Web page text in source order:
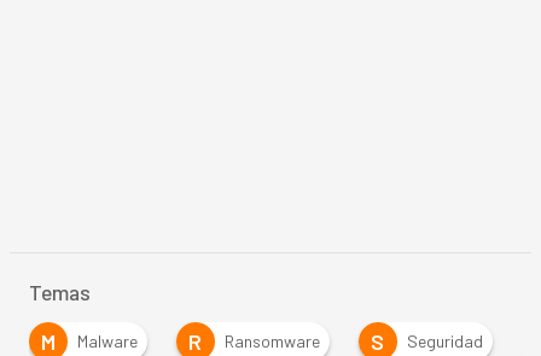
Temas
M
Malware R Ransomware S Seguridad